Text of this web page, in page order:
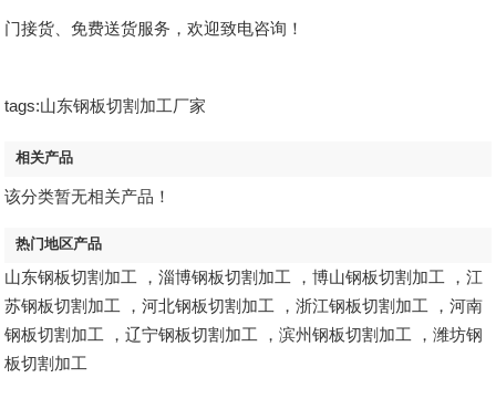
门接货、免费送货服务，欢迎致电咨询！
tags:山东钢板切割加工厂家
相关产品
该分类暂无相关产品！
热门地区产品
山东钢板切割加工 ，淄博钢板切割加工 ，博山钢板切割加工 ，江
苏钢板切割加工 ，河北钢板切割加工 ，浙江钢板切割加工 ，河南
钢板切割加工 ，辽宁钢板切割加工 ，滨州钢板切割加工 ，潍坊钢
板切割加工